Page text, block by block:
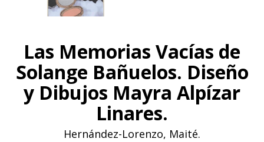
Las Memorias Vacías de
Solange Bañuelos. Diseño
y Dibujos Mayra Alpízar
Linares.
Hernández-Lorenzo, Maité.